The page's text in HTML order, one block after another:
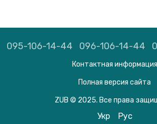
095-106-14-44 096-106-14-44
Контактная информация
Полная версия сайта
ZUB © 2025. Все права
Укр Рус